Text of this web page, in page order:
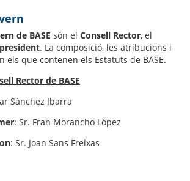
de BASE són el Consell Rector, el
. La composició, les atribucions i
els que contenen els Estatuts de BASE.
Rector de BASE
Sánchez Ibarra
: Sr. Fran Morancho López
: Sr. Joan Sans Freixas